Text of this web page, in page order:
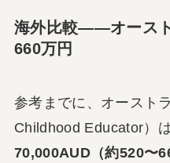
海外比較――オース
660万円
参考までに、オースト
Childhood Educator）
70,000AUD（約520〜